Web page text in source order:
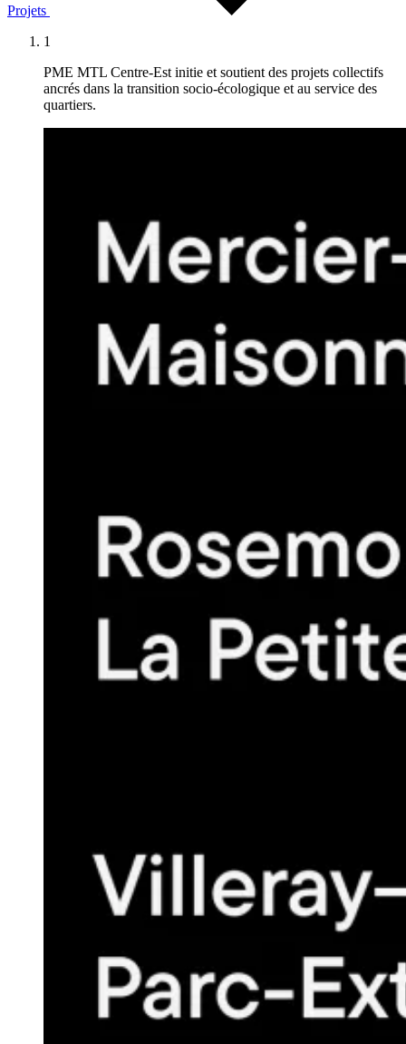
Projets
1
PME MTL Centre-Est initie et soutient des projets collectifs
ancrés dans la transition socio-écologique et au service des
quartiers.